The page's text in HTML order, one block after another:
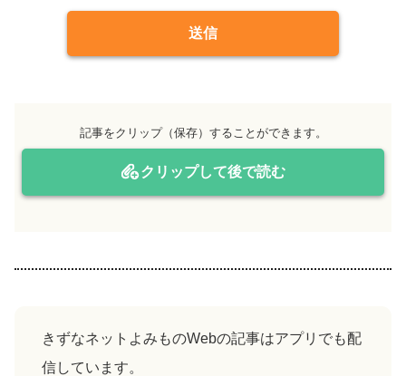
送信
記事をクリップ（保存）することができます。
クリップして後で読む
きずなネットよみものWebの記事はアプリでも配
信しています。